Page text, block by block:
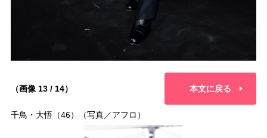
（画像 13 / 14） 本文に戻る
千鳥・大悟（46）（写真／アフロ）